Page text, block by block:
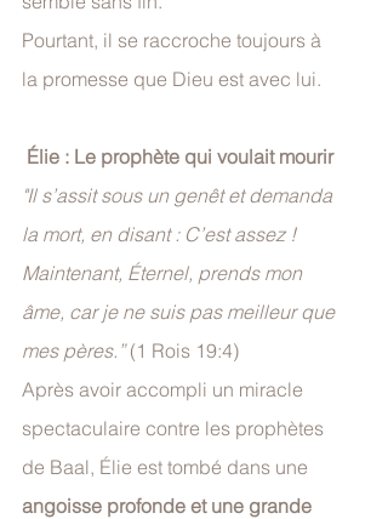
Pourtant, il se raccroche toujours à
la promesse que Dieu est avec lui.
Élie : Le prophète qui voulait mourir
"Il s’assit sous un genêt et demanda
la mort, en disant : C’est assez !
Maintenant, Éternel, prends mon
âme, car je ne suis pas meilleur que
mes pères.” (1 Rois 19:4)
Après avoir accompli un miracle
spectaculaire contre les prophètes
de Baal, Élie est tombé dans une
angoisse profonde et une grande